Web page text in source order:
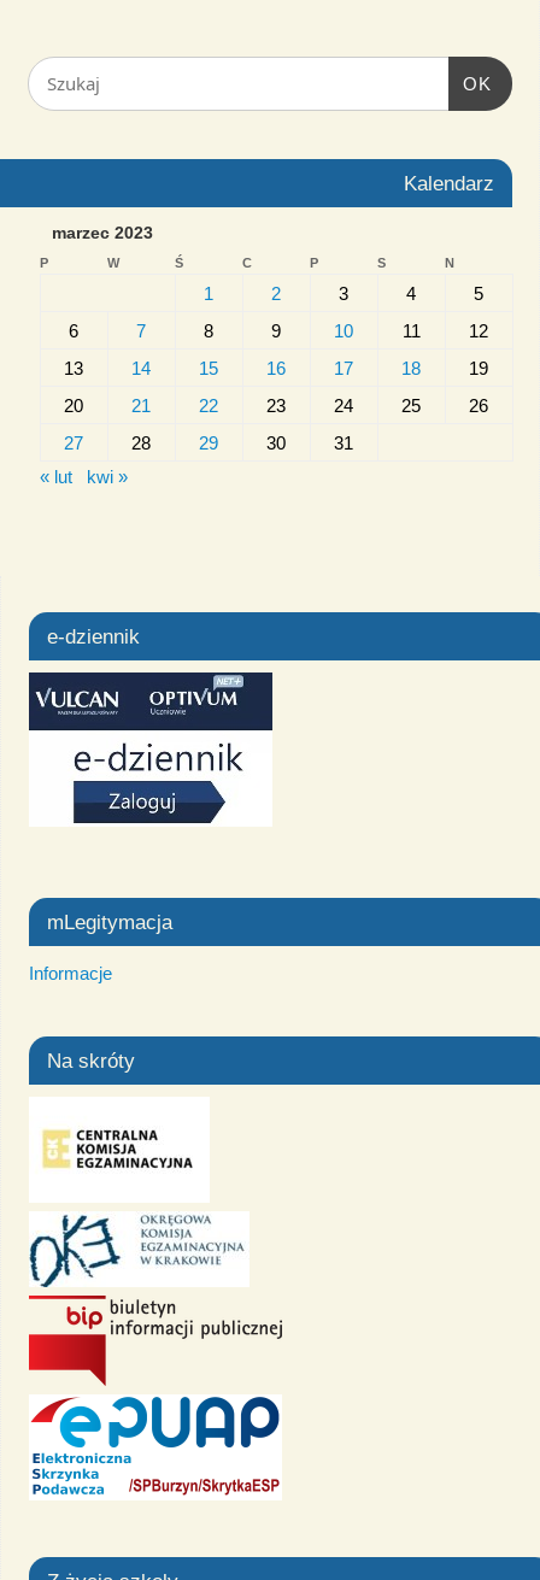
OK
Kalendarz
marzec 2023
P W Ś C P S N
1 2 3 4
5
6
7 8 9 10 11
12
13
14 15 16 17 18
19
20
21 22 23 24 25
26
27
28 29 30
31
« lut
kwi »
e-dziennik
mLegitymacja
Informacje
Na skróty